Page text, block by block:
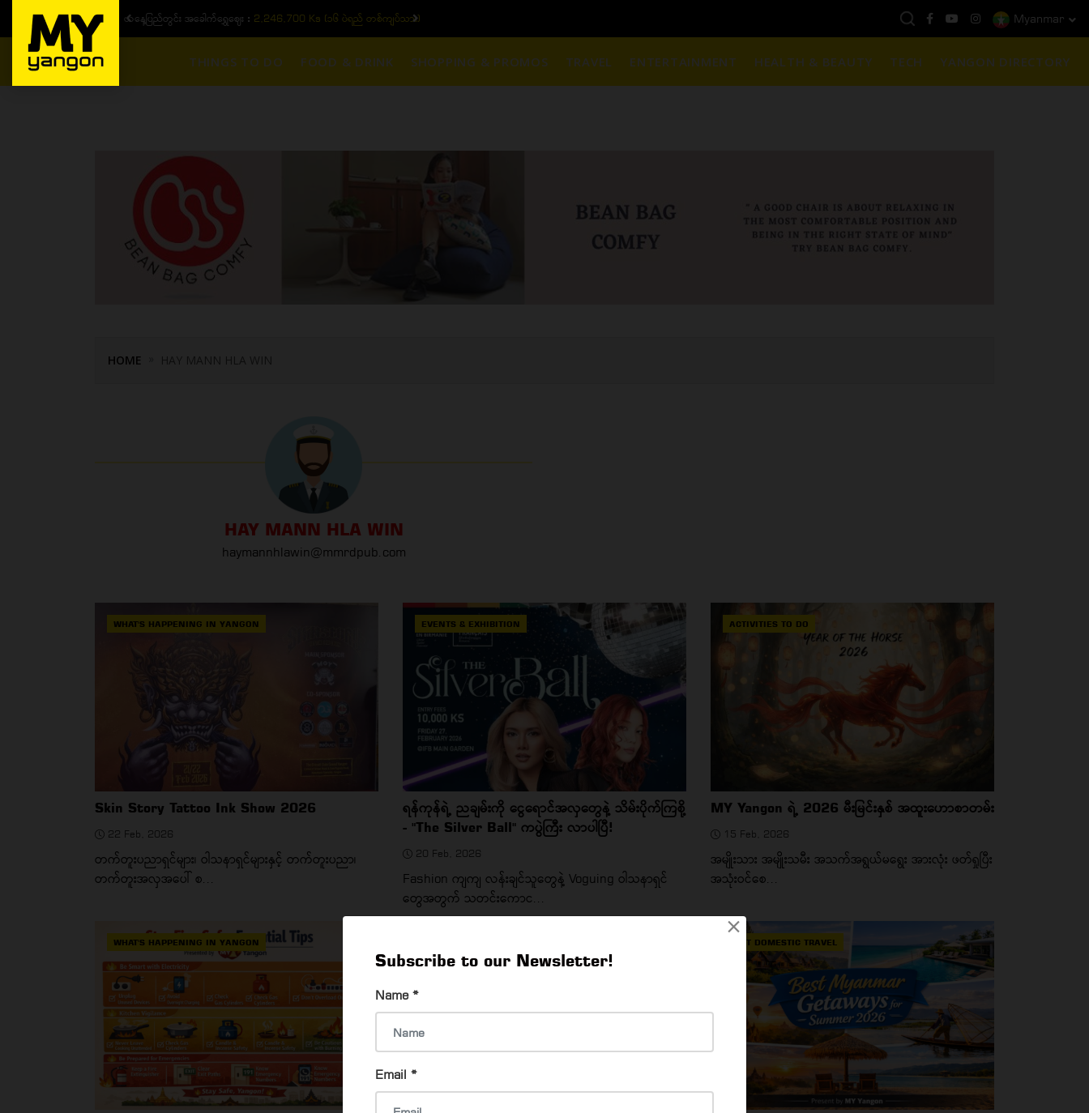
×
Subscribe to our Newsletter!
Name *
Email *
ယနေ့ပြည်တွင်း ၁၅ ပဲရည်ရွှေဈေး :3,770,000 - ပြင်ပပေါက်စျေး (၁၆ ပဲရည် တစ်ကျပ်သား) $1901 ( တစ်အောင်စလျှင် ) Myanmar
THINGS TO DO FOOD & DRINK SHOPPING & PROMOS TRAVEL ENTERTAINMENT HEALTH & BEAUTY TECH YANGON DIRECTORY
HOME HAY MANN HLA WIN
HAY MANN HLA WIN
haymannhlawin@mmrdpub.com
WHAT'S HAPPENING IN YANGON
Skin Story Tattoo Ink Show 2026
22 Feb, 2026
တက်တူးပညာရှင်များ၊ ဝါသနာရှင်များနှင့် တက်တူးပညာ၊
တက်တူးအလှအပေါ် စ...
EVENTS & EXHIBITION
ရန်ကုန်ရဲ့ ညချမ်းကို ငွေရောင်အလှတွေနဲ့ သိမ်းပိုက်ကြစို့
- "The Silver Ball" ကပွဲကြီး လာပါပြီ!
20 Feb, 2026
Fashion ကျကျ လန်းချင်သူတွေနဲ့ Voguing ဝါသနာရှင်
တွေအတွက် သတင်းကောင...
ACTIVITIES TO DO
MY Yangon ရဲ့ 2026 မီးမြင်းနှစ် အထူးဟောစာတမ်း
15 Feb, 2026
အမျိုးသား အမျိုးသမီး အသက်အရွယ်မရွေး အားလုံး ဖတ်ရှုပြီး
အသုံးဝင်စေ...
WHAT'S HAPPENING IN YANGON BEST DOMESTIC TRAVEL